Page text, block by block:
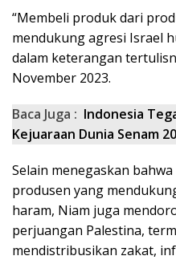
“Membeli produk dari
mendukung agresi Israel
dalam keterangan
November 2023.
Baca Juga : Indonesia
Kejuaraan Dunia Senam
Selain menegaskan
produsen yang
haram, Niam juga
perjuangan Palestina,
mendistribusikan zakat,